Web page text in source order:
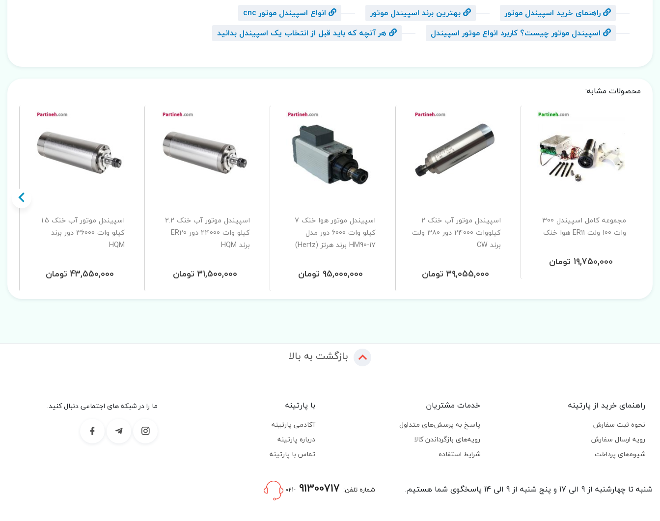
راهنمای خرید اسپیندل موتور بهترین برند اسپیندل موتور
انواع اسپیندل موتور cnc
اسپیندل موتور چیست؟ کاربرد انواع موتور اسپیندل
هر آنچه که باید قبل از انتخاب یک اسپیندل بدانید
محصولات مشابه:
مجموعه کامل اسپیندل 300
وات 100 ولت ER11 هوا خنک
19,750,000 تومان
اسپیندل موتور آب خنک 2
کیلووات 24000 دور 380 ولت
برند CW
39,055,000 تومان
اسپیندل موتور هوا خنک 7
کیلو وات 6000 دور مدل
HM90-17 برند هرتز (Hertz)
95,000,000 تومان
اسپیندل موتور آب خنک 2.2
کیلو وات 24000 دور ER20
برند HQM
31,500,000 تومان
اسپیندل موتور آب خنک 1.5
کیلو وات 36000 دور برند
HQM
43,550,000 تومان
بازگشت به بالا
راهنمای خرید از پارتینه
نحوه ثبت سفارش
رویه ارسال سفارش
شیوه‌های پرداخت
خدمات مشتریان
پاسخ به پرسش‌های متداول
رویه‌های بازگرداندن کالا
شرایط استفاده
با پارتینه
آکادمی پارتینه
درباره پارتینه
تماس با پارتینه
ما را در شبکه های اجتماعی دنبال کنید.
شنبه تا چهارشنبه از 9 الی 17 و پنج شنبه از 9 الی 14 پاسخگوی شما هستیم. شماره تلفن: -021